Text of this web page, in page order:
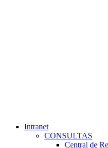
Intranet
CONSULTAS
Central de